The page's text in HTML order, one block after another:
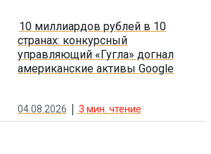
10 миллиардов рублей в 10
странах: конкурсный
управляющий «Гугла» догнал
американские активы Google
04.08.2026 3 мин. чтение